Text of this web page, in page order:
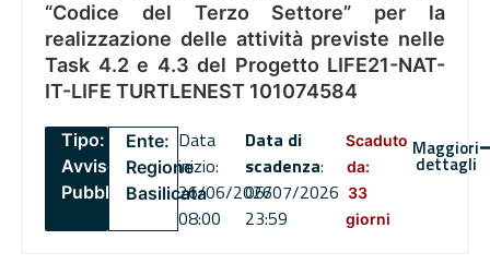
“Codice del Terzo Settore” per la
realizzazione delle attività previste nelle
Task 4.2 e 4.3 del Progetto LIFE21-NAT-
IT-LIFE TURTLENEST 101074584
Tipo:
Avviso
Pubblico
Ente:
Regione
Basilicata
Data
inizio:
26/06/2026
08:00
Data di
scadenza:
06/07/2026
23:59
Scaduto
da:
33
giorni
Maggiori
dettagli